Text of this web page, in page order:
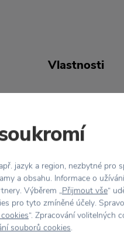
Vlastnosti
Kód
Materiál
Péče
jazyk a region, nezbytné pro
a obsahu. Informace o
Výběrem „Přijmout vše“
pro tyto zmíněné účely.
“. Zpracování volitelných
souborů cookies.